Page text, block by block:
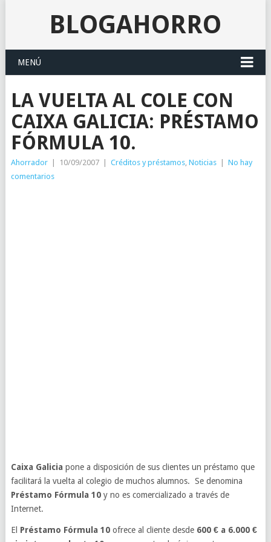
BLOGAHORRO
MENÚ
LA VUELTA AL COLE CON
CAIXA GALICIA: PRÉSTAMO
FÓRMULA 10.
Ahorrador 10/09/2007 Créditos y préstamos, Noticias
No hay
comentarios
Caixa Galicia pone a disposición de sus clientes un préstamo que
facilitará la vuelta al colegio de muchos alumnos. Se denomina
Préstamo Fórmula 10y no es comercializado a través de
Internet.
El Préstamo Fórmula 10ofrece al cliente desde 600 € a 6.000 €